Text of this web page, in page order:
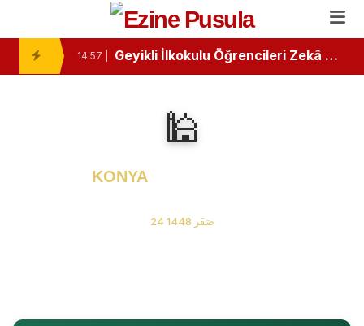
Ezine’de Minik Kalemlerden Büyük Başarı: İlk Kitaplarını Okurlarıyla Buluşturdular
14:57 | Geyikli İlkokulu Öğrencileri Zekâ Oyunlarında Zirvede
🕌
KONYANamaz Vakitleri
24 صَفَر 1448